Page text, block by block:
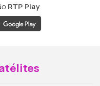
RTP Play